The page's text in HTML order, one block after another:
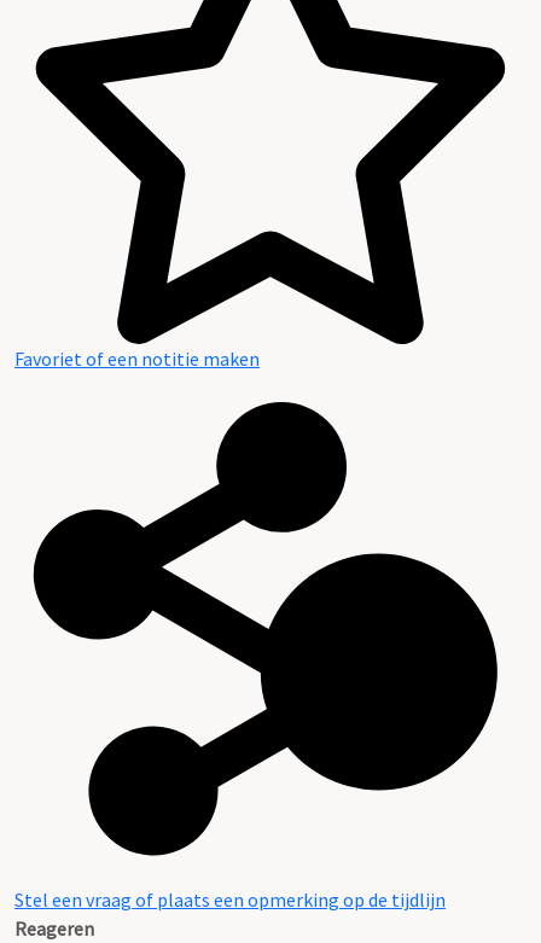
Favoriet of een notitie maken
Stel een vraag of plaats een opmerking op de tijdlijn
Reageren